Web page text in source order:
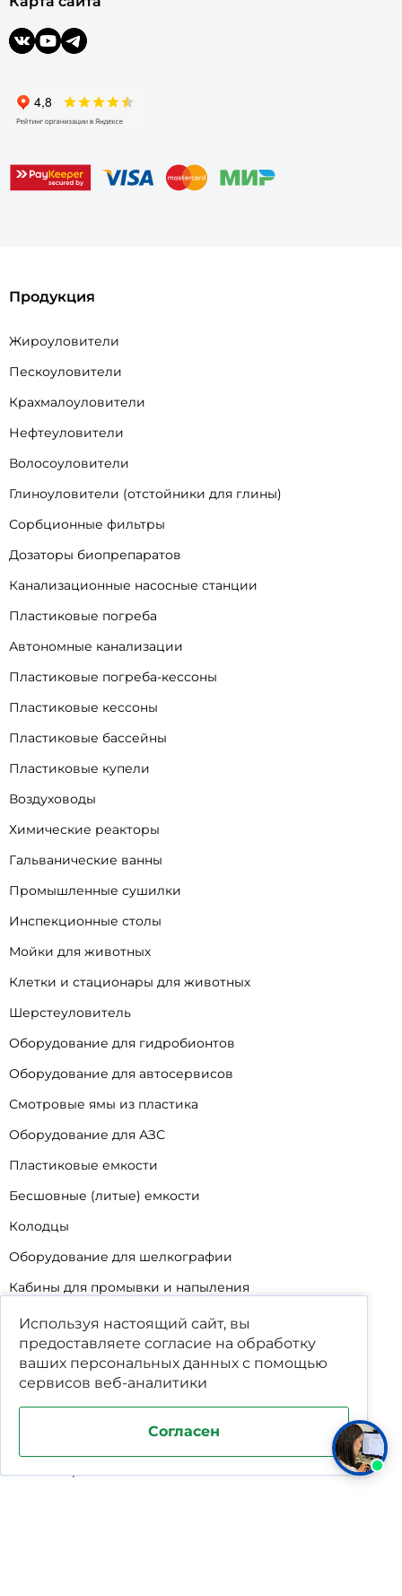
Продукция
Жироуловители
Пескоуловители
Крахмалоуловители
Нефтеуловители
Волосоуловители
Глиноуловители (отстойники для глины)
Сорбционные фильтры
Дозаторы биопрепаратов
Канализационные насосные станции
Пластиковые погреба
Автономные канализации
Пластиковые погреба-кессоны
Пластиковые кессоны
Пластиковые бассейны
Пластиковые купели
Воздуховоды
Химические реакторы
Гальванические ванны
Промышленные сушилки
Инспекционные столы
Мойки для животных
Клетки и стационары для животных
Шерстеуловитель
Оборудование для гидробионтов
Оборудование для автосервисов
Смотровые ямы из пластика
Оборудование для АЗС
Пластиковые емкости
Бесшовные (литые) емкости
Колодцы
Оборудование для шелкографии
Кабины для промывки и напыления
Технические мойки
Биопрепараты
Сигнализатор уровня
Подставка под жироуловители
Фильтр-мешки для пескоуловителей
Используя настоящий сайт, вы
предоставляете согласие на обработку
ваших персональных данных с помощью
сервисов веб-аналитики
Согласен